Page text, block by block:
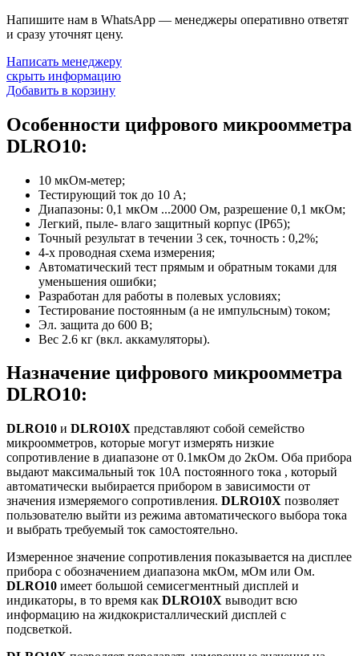
Напишите нам в WhatsApp — менеджеры оперативно ответят
и сразу уточнят цену.
Написать менеджеру
скрыть информацию
Добавить в корзину
Особенности цифрового микроомметра
DLRO10:
10 мкОм-метер;
Тестирующий ток до 10 A;
Диапазоны: 0,1 мкОм ...2000 Ом, разрешение 0,1 мкОм;
Легкий, пыле- влаго защитный корпус (IP65);
Точный результат в течении 3 сек, точность : 0,2%;
4-х проводная схема измерения;
Автоматический тест прямым и обратным токами для
уменьшения ошибки;
Разработан для работы в полевых условиях;
Тестирование постоянным (а не импульсным) током;
Эл. защита до 600 В;
Вес 2.6 кг (вкл. аккамуляторы).
Назначение цифрового микроомметра
DLRO10:
DLRO10 и DLRO10X представляют собой семейство
микроомметров, которые могут измерять низкие
сопротивление в диапазоне от 0.1мкОм до 2кОм. Оба прибора
выдают максимальный ток 10А постоянного тока , который
автоматически выбирается прибором в зависимости от
значения измеряемого сопротивления. DLRO10X позволяет
пользователю выйти из режима автоматического выбора тока
и выбрать требуемый ток самостоятельно.
Измеренное значение сопротивления показывается на дисплее
прибора с обозначением диапазона мкОм, мОм или Ом.
DLRO10 имеет большой семисегментный дисплей и
индикаторы, в то время как DLRO10X выводит всю
информацию на жидкокристаллический дисплей с
подсветкой.